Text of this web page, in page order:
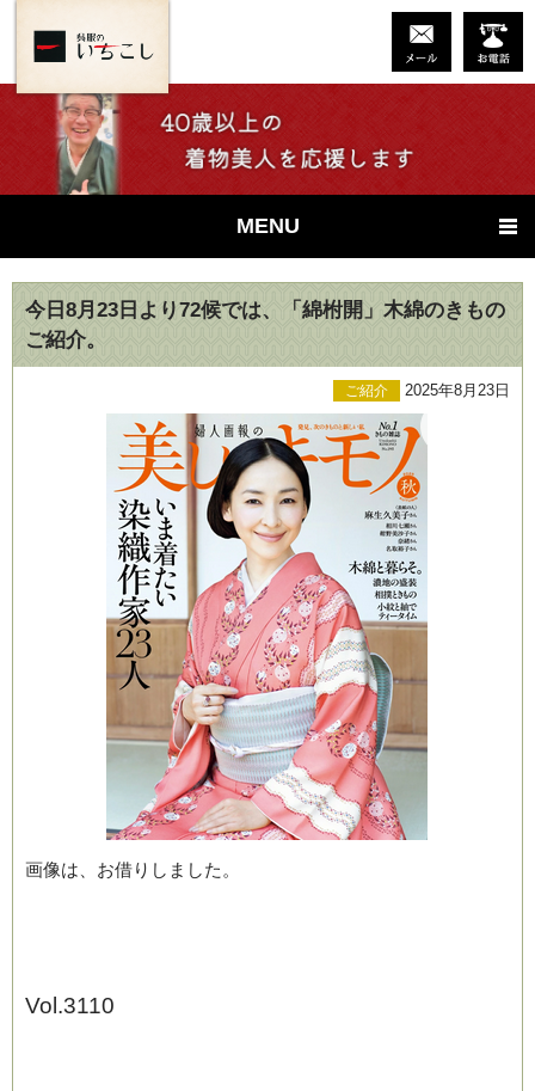
MENU
今日8月23日より72候では、「綿柎開」木綿のきもの
ご紹介。
ご紹介 2025年8月23日
画像は、お借りしました。
Vol.3110